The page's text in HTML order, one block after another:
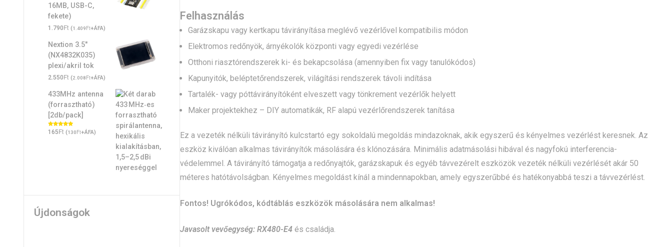
Felhasználás
Garázskapu vagy kertkapu távirányítása meglévő vezérlővel kompatibilis módon
Elektromos redőnyök, árnyékolók központi vagy egyedi vezérlése
Otthoni riasztórendszerek ki- és bekapcsolása (amennyiben fix vagy tanulókódos)
Kapunyitók, beléptetőrendszerek, világítási rendszerek távoli indítása
Tartalék- vagy póttávirányítóként elveszett vagy tönkrement vezérlők helyett
Maker projektekhez – DIY automatikák, RF alapú vezérlőrendszerek tanítása
Ez a vezeték nélküli távirányító kulcstartó egy sokoldalú megoldás mindazoknak, akik egyszerű és kényelmes vezérlést keresnek. Az
eszköz kiválóan alkalmas távirányítók másolására és klónozására. Minimális adatmásolási hibával és nagyfokú interferencia-
védelemmel. A távirányító támogatja a redőnyajtók, garázskapuk és egyéb távvezérelt eszközök vezeték nélküli vezérlését akár 50
méteres hatótávolságban. Kényelmes megoldást kínál a mindennapokban, amely egyszerűbbé és hatékonyabbá teszi a távvezérlést.
Fontos! Ugrókódos, kódtáblás eszközök másolására nem alkalmas!
Javasolt vevőegység: RX480-E4és családja.
16MB, USB-C,
fekete)
1.790Ft (1.409Ft+ÁFA)
Nextion 3.5"
(NX4832K035)
plexi/akril tok
2.550Ft (2.008Ft+ÁFA)
433MHz antenna
(forrasztható)
[2db/pack]
Értékelés:
5.00/ 5
165Ft (130Ft+ÁFA)
Újdonságok